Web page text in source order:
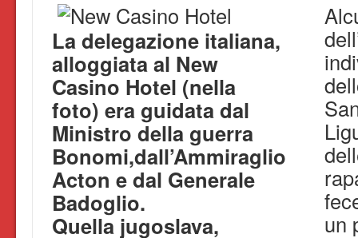
La delegazione italiana,
alloggiata al New
Casino Hotel (nella
foto) era guidata dal
Ministro della guerra
Bonomi,dall’Ammiraglio
Acton e dal Generale
Badoglio.
Quella jugoslava,
un